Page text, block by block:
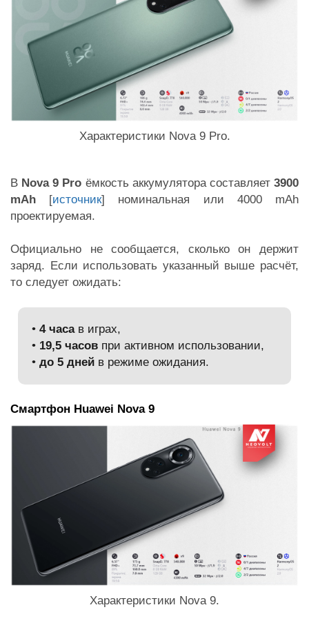
Характеристики Nova 9 Pro.
В Nova 9 Pro ёмкость аккумулятора составляет3900
mAh [источник] номинальная или 4000 mAh
проектируемая.
Официально не сообщается, сколько он держит
заряд. Если использовать указанный выше расчёт,
то следует ожидать:
•4 часав играх,
• 19,5 часов при активном использовании,
•до 5 дней в режиме ожидания.
Смартфон Huawei Nova 9
Характеристики Nova 9.